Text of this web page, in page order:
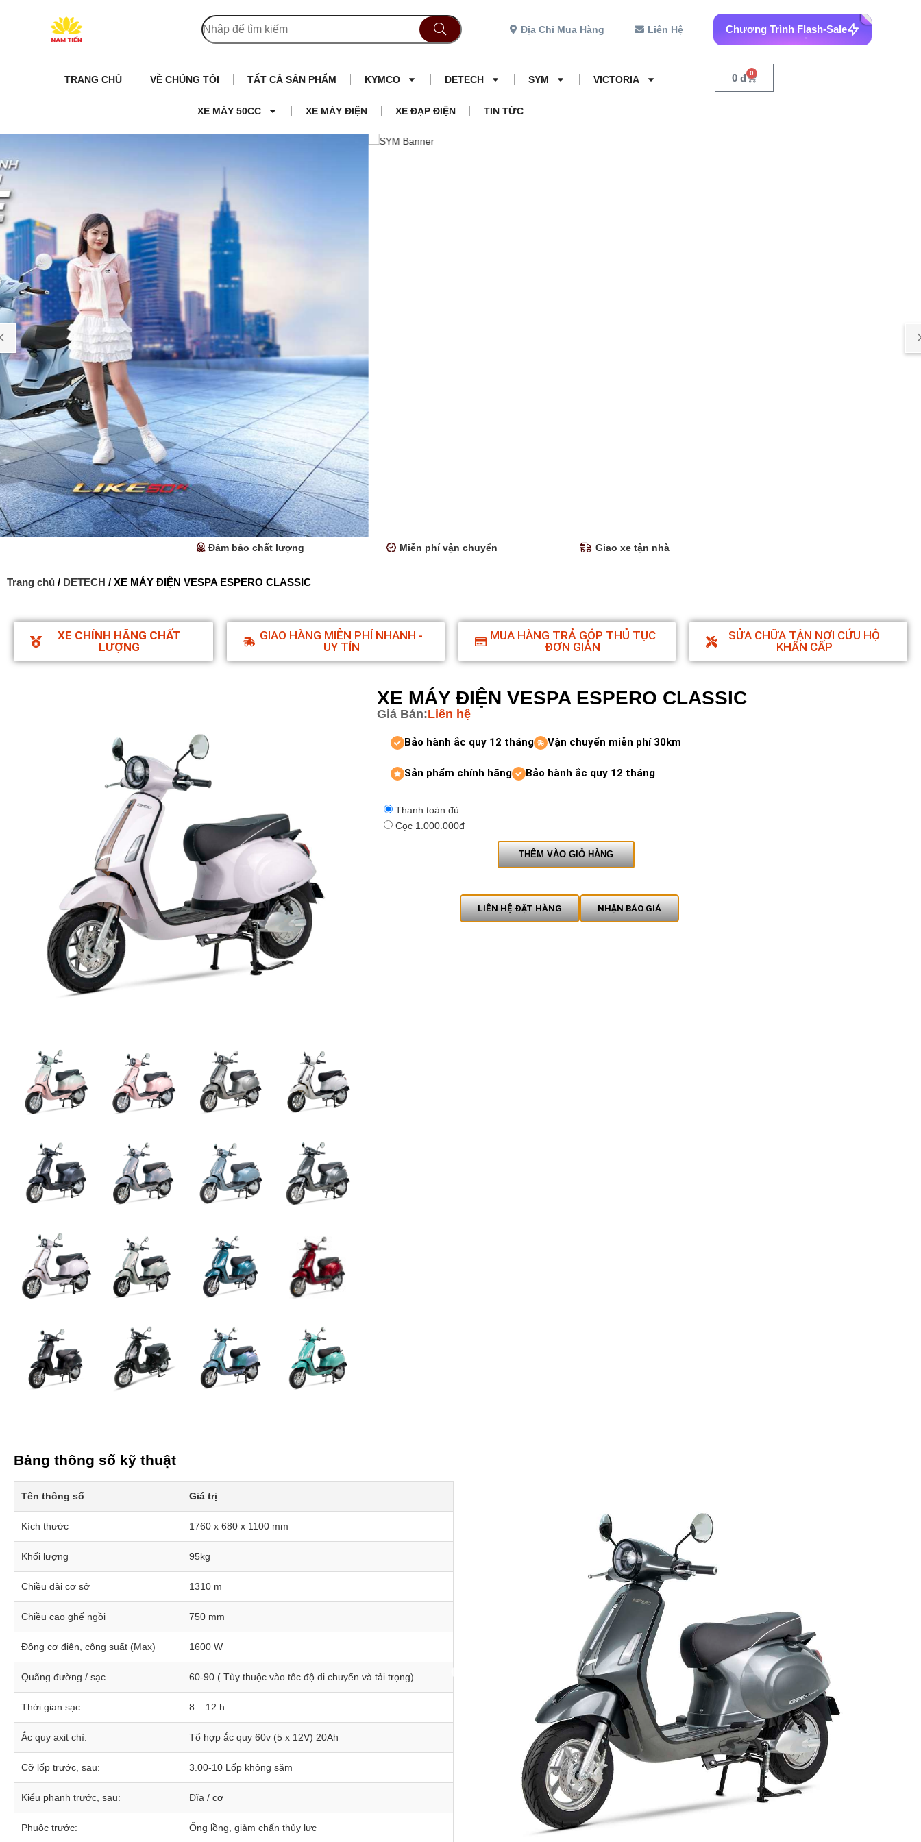
Địa Chỉ Mua Hàng Liên Hệ Chương Trình Flash-Sale
TRANG CHỦ VỀ CHÚNG TÔI TẤT CẢ SẢN PHẨM KYMCO DETECH SYM VICTORIA
XE MÁY 50CC XE MÁY ĐIỆN XE ĐẠP ĐIỆN TIN TỨC
0 đ 0
Đảm bảo chất lượng Miễn phí vận chuyển Giao xe tận nhà
Trang chủ / DETECH / XE MÁY ĐIỆN VESPA ESPERO CLASSIC
XE CHÍNH HÃNG CHẤT
LƯỢNG
GIAO HÀNG MIỄN PHÍ NHANH -
UY TÍN
MUA HÀNG TRẢ GÓP THỦ TỤC
ĐƠN GIẢN
SỬA CHỮA TẬN NƠI CỨU HỘ
KHẨN CẤP
XE MÁY ĐIỆN VESPA ESPERO CLASSIC
Giá Bán:Liên hệ
Bảo hành ắc quy 12 tháng Vận chuyển miễn phí 30km
Sản phẩm chính hãng Bảo hành ắc quy 12 tháng
Thanh toán đủ
Cọc 1.000.000đ
THÊM VÀO GIỎ HÀNG
LIÊN HỆ ĐẶT HÀNG NHẬN BÁO GIÁ
Bảng thông số kỹ thuật
Tên thông số Giá trị
Kích thước 1760 x 680 x 1100 mm
Khối lượng 95kg
Chiều dài cơ sở 1310 m
Chiều cao ghế ngồi 750 mm
Động cơ điện, công suất (Max) 1600 W
Quãng đường / sạc 60-90 ( Tùy thuộc vào tôc độ di chuyển và tải trọng)
Thời gian sạc: 8 – 12 h
Ắc quy axit chì: Tổ hợp ắc quy 60v (5 x 12V) 20Ah
Cỡ lốp trước, sau: 3.00-10 Lốp không săm
Kiểu phanh trước, sau: Đĩa / cơ
Phuộc trước: Ống lồng, giảm chấn thủy lực